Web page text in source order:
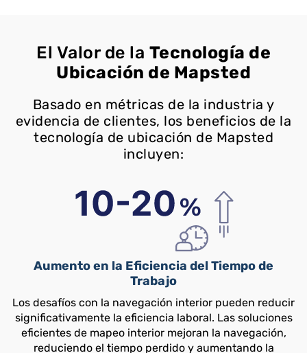
El Valor de la Tecnología de
Ubicación de Mapsted
Basado en métricas de la industria y
evidencia de clientes, los beneficios de la
tecnología de ubicación de Mapsted
incluyen:
Aumento en la Eficiencia del Tiempo de
Trabajo
Los desafíos con la navegación interior pueden reducir
significativamente la eficiencia laboral. Las soluciones
eficientes de mapeo interior mejoran la navegación,
reduciendo el tiempo perdido y aumentando la